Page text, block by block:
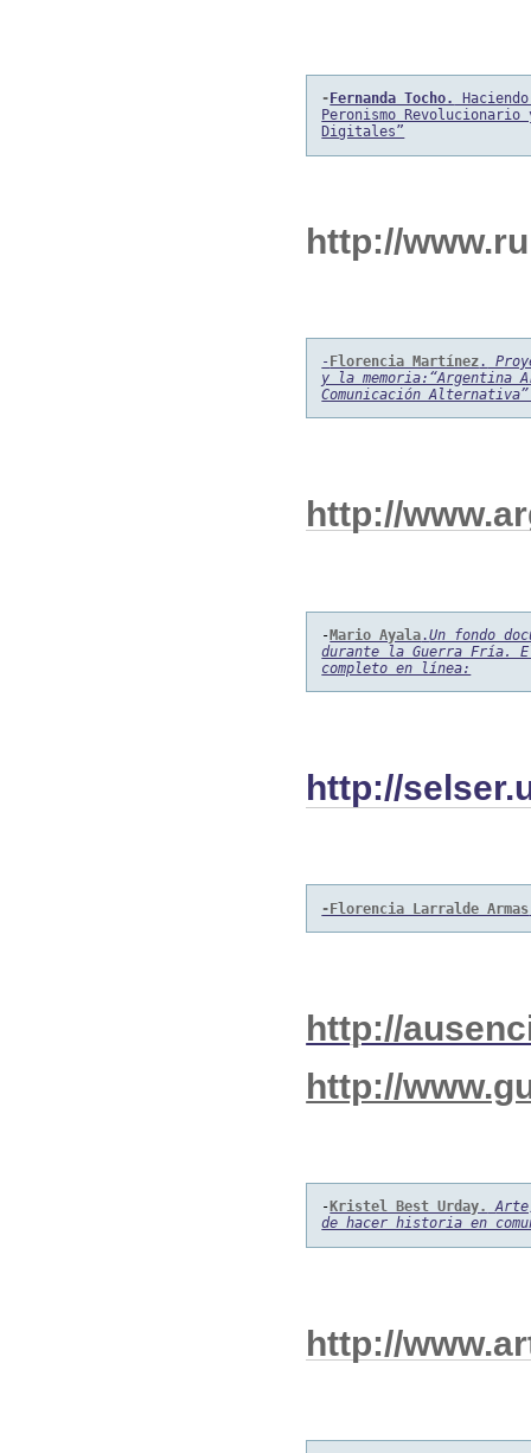
- Fernanda Tocho.
Peronismo
Digitales”
http://
- Florencia Martínez.
y la memoria:“Argentina
Comunicación
http://
-Mario Ayala.Un fondo
durante la Guerra Fría.
completo en línea:
http://
-Florencia Larralde Armas
http://
http://
- Kristel Best Urday.
de hacer historia en
http://